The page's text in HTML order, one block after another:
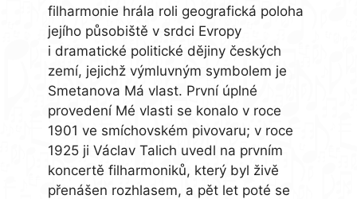
filharmonie hrála roli geografická poloha
jejího působiště v srdci Evropy
i dramatické politické dějiny českých
zemí, jejichž výmluvným symbolem je
Smetanova Má vlast. První úplné
provedení Mé vlasti se konalo v roce
1901 ve smíchovském pivovaru; v roce
1925 ji Václav Talich uvedl na prvním
koncertě filharmoniků, který byl živě
přenášen rozhlasem, a pět let poté se